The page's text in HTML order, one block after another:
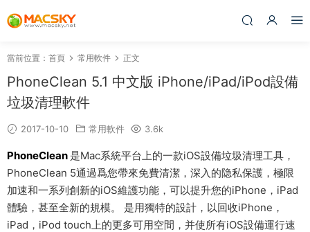
當前位置： 首頁 常用軟件 正文
PhoneClean 5.1 中文版 iPhone/iPad/iPod設備
垃圾清理軟件
2017-10-10 常用軟件 3.6k
PhoneClean 是Mac系統平台上的一款iOS設備垃圾清理工具，
PhoneClean 5通過爲您帶來免費清潔，深入的隐私保護，極限
加速和一系列創新的iOS維護功能，可以提升您的iPhone，iPad
體驗，甚至全新的規模。 是用獨特的設計，以回收iPhone，
iPad，iPod touch上的更多可用空間，并使所有iOS設備運行速